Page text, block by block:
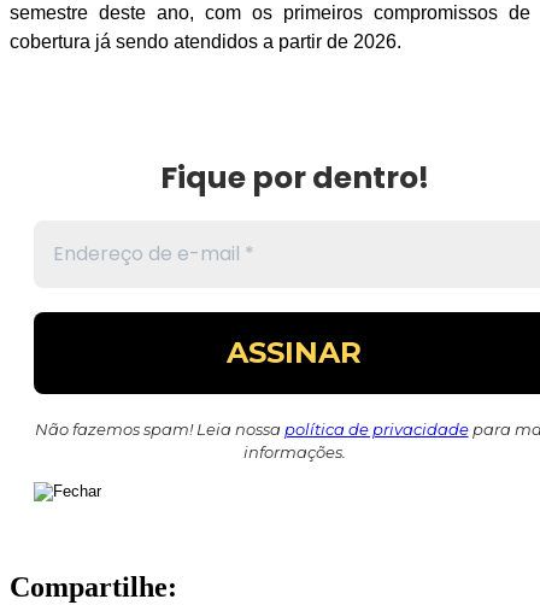
semestre deste ano, com os primeiros compromissos de
cobertura já sendo atendidos a partir de 2026.
Fique por dentro!
Não fazemos spam! Leia nossapolítica de privacidadepara
informações.
Compartilhe: